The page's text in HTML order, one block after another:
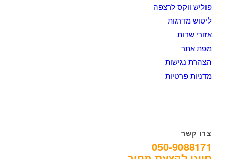
פוליש ווקס לרצפה
ליטוש מדרגות
אזורי שרות
מפת אתר
הצהרת נגישות
מדניות פרטיות
צרו קשר
050-9088171